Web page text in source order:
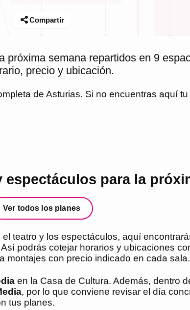
Compartir
semana repartidos en 9
precio y ubicación.
de Asturias. Si no encuentras aquí
para la
Ver todos los planes
teatro y los espectáculos, aquí
podrás cotejar horarios y ubicaciones
montajes con precio indicado en cada sala.
en la Casa de Cultura. Además, dentro
, por lo que conviene revisar el día
tus planes.